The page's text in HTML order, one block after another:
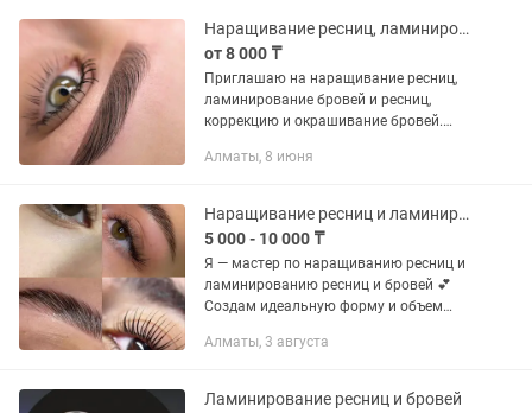
не...
Наращивание ресниц, ламинирование, коррекция бровей
от 8 000 ₸
Приглашаю на наращивание ресниц,
ламинирование бровей и ресниц,
коррекцию и окрашивание бровей.
наращивание от13000 ▪️Лами 10000
Алматы, 8 июня
Наращивание ресниц и ламинирование
5 000 - 10 000 ₸
Я — мастер по наращиванию ресниц и
ламинированию ресниц и бровей 💕
Создам идеальную форму и объем
🌸 Поченьу выбирают меня: —
Алматы, 3 августа
Ламинирование ресниц и бровей